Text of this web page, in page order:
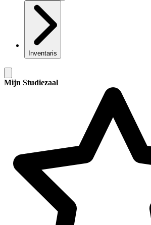
Inventaris
Mijn Studiezaal